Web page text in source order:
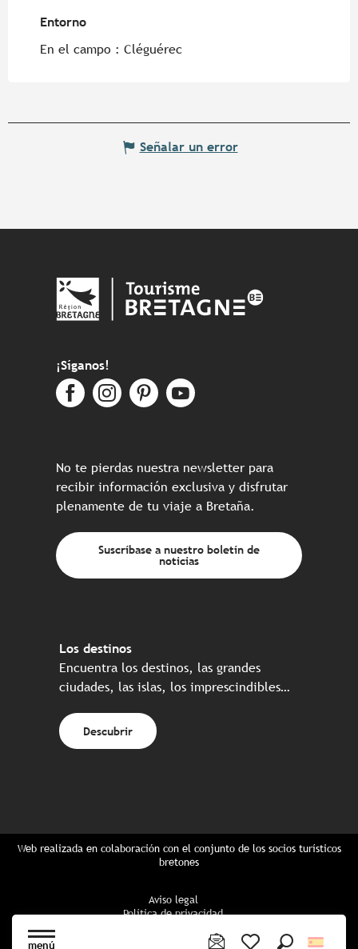
menú
Entorno
Entorno
En el campo : Cléguérec
Señalar un error
¡Síganos!
No te pierdas nuestra newsletter para
recibir información exclusiva y disfrutar
plenamente de tu viaje a Bretaña.
Suscríbase a nuestro boletín de
noticias
Los destinos
Encuentra los destinos, las grandes
ciudades, las islas, los imprescindibles…
Descubrir
Web realizada en colaboración con el conjunto de los socios turísticos
bretones
Aviso legal
Política de privacidad
Configuración de cookies